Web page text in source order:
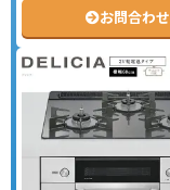
お問合わせ